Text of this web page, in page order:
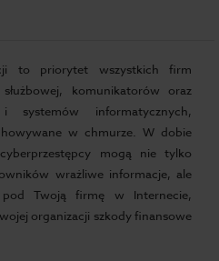
to priorytet wszystkich firm
komunikatorów oraz
systemów informatycznych,
w chmurze. W dobie
mogą nie tylko
wrażliwe informacje, ale
Twoją firmę w Internecie,
organizacji szkody finansowe